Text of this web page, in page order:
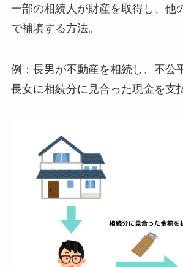
一部の相続人が財産を取得し、他
で補填する方法。
例：長男が不動産を相続し、不公
長女に相続分に見合った現金を支